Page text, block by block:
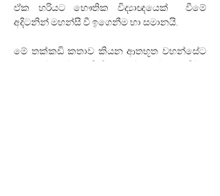
ඒක හරියට භෞතික විද්‍යාඥයෙක්  වීමේ
අදිටනින් මහන්සී වී ඉගෙනීම හා සමානයි.
මේ තක්කඩි කතාව කියන ආතභූත වහන්සේට
ඕක තේරෙන්නෑ. මිනිහට ශ්‍රද්ධාවත් නෑ. වීර්ය